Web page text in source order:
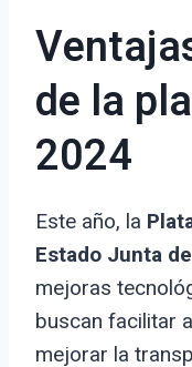
de la
2024
Este año, la
Estado Junta
mejoras
buscan facilitar
mejorar la